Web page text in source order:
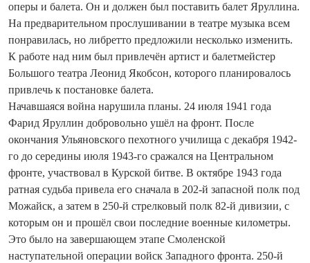
оперы и балета. Он и должен был поставить балет Яруллина.
На предварительном прослушивании в театре музыка всем
понравилась, но либретто предложили несколько изменить.
К работе над ним был привлечён артист и балетмейстер
Большого театра Леонид Якобсон, которого планировалось
привлечь к постановке балета.
Начавшаяся война нарушила планы. 24 июля 1941 года
Фарид Яруллин добровольно ушёл на фронт. После
окончания Ульяновского пехотного училища с декабря 1942-
го до середины июля 1943-го сражался на Центральном
фронте, участвовал в Курской битве. В октябре 1943 года
ратная судьба привела его сначала в 202-й запасной полк под
Можайск, а затем в 250-й стрелковый полк 82-й дивизии, с
которым он и прошёл свои последние военные километры.
Это было на завершающем этапе Смоленской
наступательной операции войск Западного фронта. 250-й